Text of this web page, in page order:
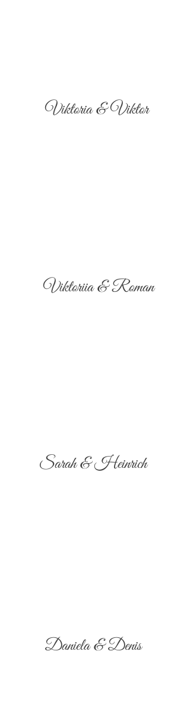
Viktoria & Viktor
Viktoriia & Roman
Sarah & Heinrich
Daniela & Denis